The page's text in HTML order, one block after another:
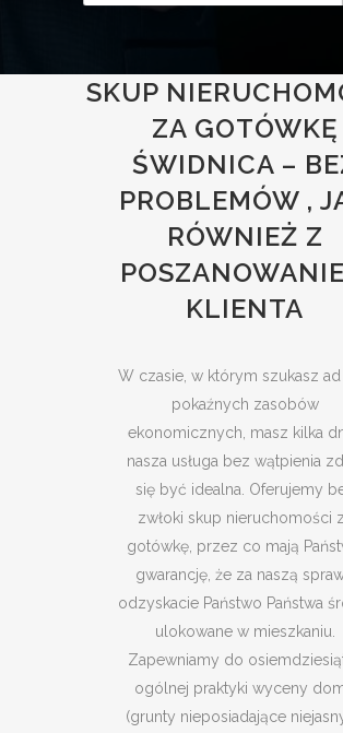
SKUP
ZA GOTÓWKĘ
ŚWIDNICA –
PROBLEMÓW ,
RÓWNIEŻ Z
KLIENTA
W czasie, w którym szukasz
pokaźnych zasobów
ekonomicznych, masz kilka
nasza usługa bez wątpienia
się być idealna. Oferujemy
zwłoki skup nieruchomości
gotówkę, przez co mają
gwarancję, że za naszą
odzyskacie Państwo Państwa
ulokowane w mieszkaniu.
Zapewniamy do
ogólnej praktyki wyceny
(grunty nieposiadające